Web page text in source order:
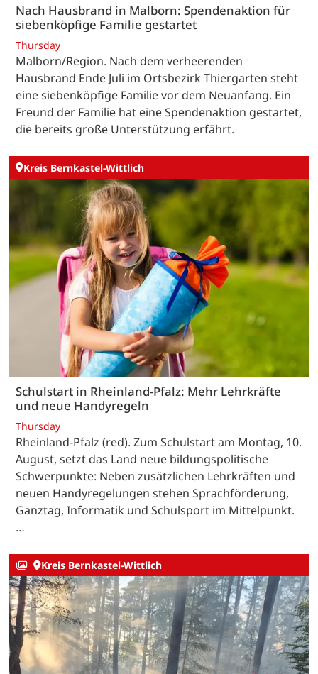
Nach Hausbrand in Malborn: Spendenaktion für
siebenköpfige Familie gestartet
Thursday
Malborn/Region. Nach dem verheerenden
Hausbrand Ende Juli im Ortsbezirk Thiergarten steht
eine siebenköpfige Familie vor dem Neuanfang. Ein
Freund der Familie hat eine Spendenaktion gestartet,
die bereits große Unterstützung erfährt.
Kreis Bernkastel-Wittlich
Schulstart in Rheinland-Pfalz: Mehr Lehrkräfte
und neue Handyregeln
Thursday
Rheinland-Pfalz (red). Zum Schulstart am Montag, 10.
August, setzt das Land neue bildungspolitische
Schwerpunkte: Neben zusätzlichen Lehrkräften und
neuen Handyregelungen stehen Sprachförderung,
Ganztag, Informatik und Schulsport im Mittelpunkt.
…
Kreis Bernkastel-Wittlich